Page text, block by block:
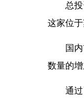
总
这家位
国
数量的
通